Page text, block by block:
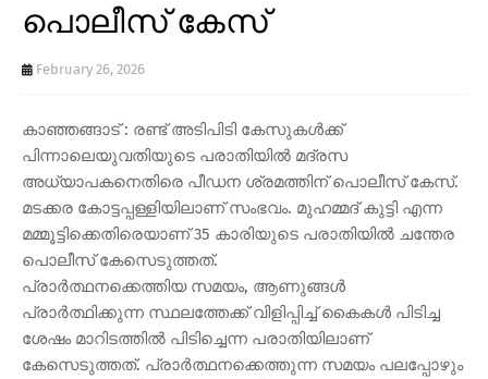
പൊലീസ് കേസ്
February 26, 2026
കാഞ്ഞങ്ങാട് : രണ്ട് അടിപിടി കേസുകൾക്ക്
പിന്നാലെയുവതിയുടെ പരാതിയിൽ മദ്രസ
അധ്യാപകനെതിരെ പീഡന ശ്രമത്തിന് പൊലീസ് കേസ്.
മടക്കര കോട്ടപ്പള്ളിയിലാണ് സംഭവം. മുഹമ്മദ് കുട്ടി എന്ന
മമ്മൂട്ടിക്കെതിരെയാണ് 35 കാരിയുടെ പരാതിയിൽ ചന്തേര
പൊലീസ് കേസെടുത്തത്.
പ്രാർത്ഥനക്കെത്തിയ സമയം, ആണുങ്ങൾ
പ്രാർത്ഥിക്കുന്ന സ്ഥലത്തേക്ക് വിളിപ്പിച്ച് കൈകൾ പിടിച്ച
ശേഷം മാറിടത്തിൽ പിടിച്ചെന്ന പരാതിയിലാണ്
കേസെടുത്തത്. പ്രാർത്ഥനക്കെത്തുന്ന സമയം പലപ്പോഴും